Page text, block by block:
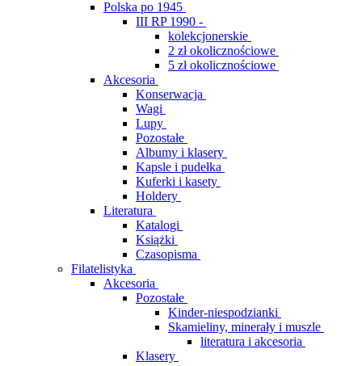
Polska po 1945
III RP 1990 -
kolekcjonerskie
2 zł okolicznościowe
5 zł okolicznościowe
Akcesoria
Konserwacja
Wagi
Lupy
Pozostałe
Albumy i klasery
Kapsle i pudełka
Kuferki i kasety
Holdery
Literatura
Katalogi
Książki
Czasopisma
Filatelistyka
Akcesoria
Pozostałe
Kinder-niespodzianki
Skamieliny, minerały i muszle
literatura i akcesoria
Klasery